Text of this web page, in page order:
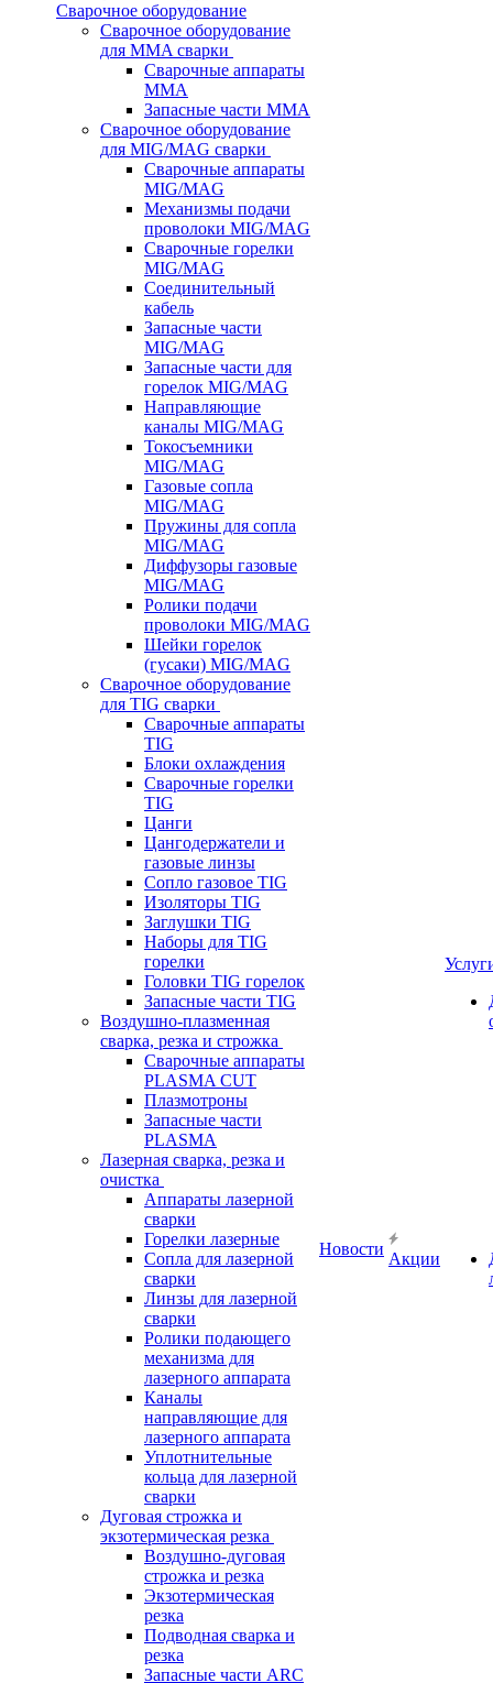
Сварочное оборудование
Сварочное оборудование
для MMA сварки
Сварочные аппараты
MMA
Запасные части MMA
Сварочное оборудование
для MIG/MAG сварки
Сварочные аппараты
MIG/MAG
Механизмы подачи
проволоки MIG/MAG
Сварочные горелки
MIG/MAG
Соединительный
кабель
Запасные части
MIG/MAG
Запасные части для
горелок MIG/MAG
Направляющие
каналы MIG/MAG
Токосъемники
MIG/MAG
Газовые сопла
MIG/MAG
Пружины для сопла
MIG/MAG
Диффузоры газовые
MIG/MAG
Ролики подачи
проволоки MIG/MAG
Шейки горелок
(гусаки) MIG/MAG
Сварочное оборудование
для TIG сварки
Сварочные аппараты
TIG
Блоки охлаждения
Сварочные горелки
TIG
Цанги
Цангодержатели и
газовые линзы
Сопло газовое TIG
Изоляторы TIG
Заглушки TIG
Наборы для TIG
горелки
Головки TIG горелок
Запасные части TIG
Воздушно-плазменная
сварка, резка и строжка
Сварочные аппараты
PLASMA CUT
Плазмотроны
Запасные части
PLASMA
Лазерная сварка, резка и
очистка
Аппараты лазерной
сварки
Горелки лазерные
Сопла для лазерной
сварки
Линзы для лазерной
сварки
Ролики подающего
механизма для
лазерного аппарата
Каналы
направляющие для
лазерного аппарата
Уплотнительные
кольца для лазерной
сварки
Дуговая строжка и
экзотермическая резка
Воздушно-дуговая
строжка и резка
Экзотермическая
резка
Подводная сварка и
резка
Запасные части ARC
Новости
Акции